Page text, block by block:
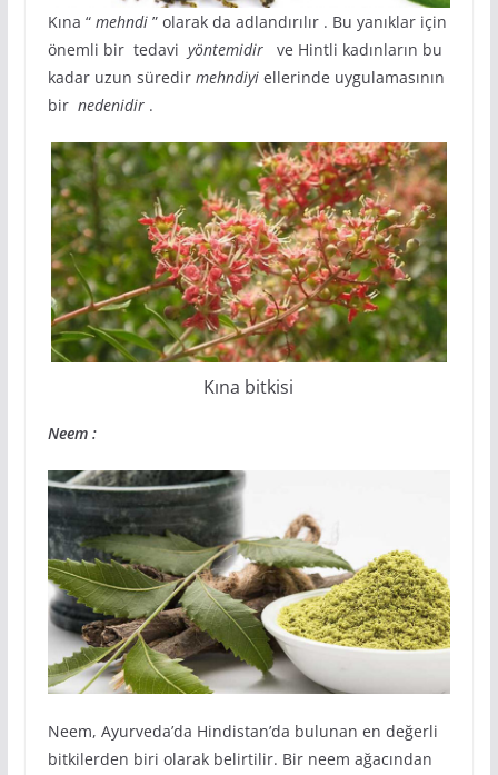
Kına “ mehndi” olarak da adlandırılır . Bu yanıklar için
önemli bir tedavi yöntemidirve Hintli kadınların bu
kadar uzun süredir mehndiyiellerinde uygulamasının
bir nedenidir.
Kına bitkisi
Neem :
Neem, Ayurveda’da Hindistan’da bulunan en değerli
bitkilerden biri olarak belirtilir. Bir neem ağacından